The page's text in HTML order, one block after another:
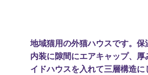
地域猫用の外猫ハウスです。保
内装に隙間にエアキャップ、
イドハウスを入れて三層構造に